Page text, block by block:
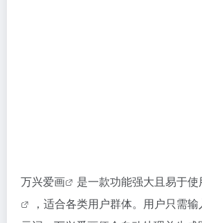
万兴爱画 是一款功能强大且易于使
，适合各类用户群体。用户只需